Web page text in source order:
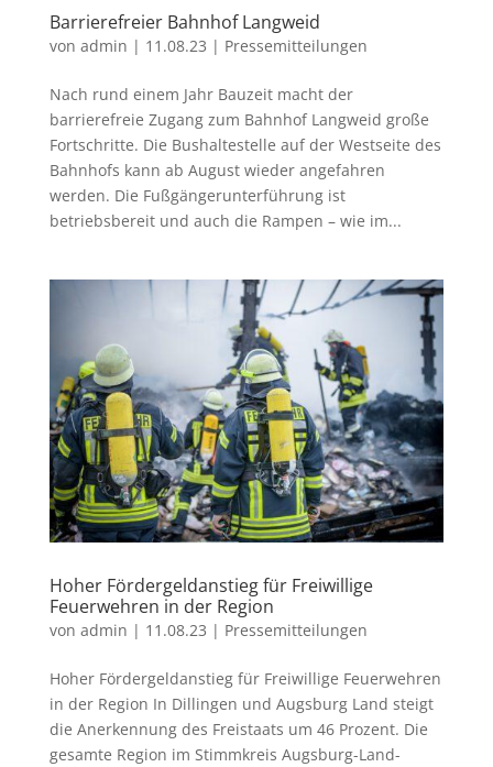
Barrierefreier Bahnhof Langweid
von admin | 11.08.23 | Pressemitteilungen
Nach rund einem Jahr Bauzeit macht der
barrierefreie Zugang zum Bahnhof Langweid große
Fortschritte. Die Bushaltestelle auf der Westseite des
Bahnhofs kann ab August wieder angefahren
werden. Die Fußgängerunterführung ist
betriebsbereit und auch die Rampen – wie im...
Hoher Fördergeldanstieg für Freiwillige
Feuerwehren in der Region
von admin | 11.08.23 | Pressemitteilungen
Hoher Fördergeldanstieg für Freiwillige Feuerwehren
in der Region In Dillingen und Augsburg Land steigt
die Anerkennung des Freistaats um 46 Prozent. Die
gesamte Region im Stimmkreis Augsburg-Land-